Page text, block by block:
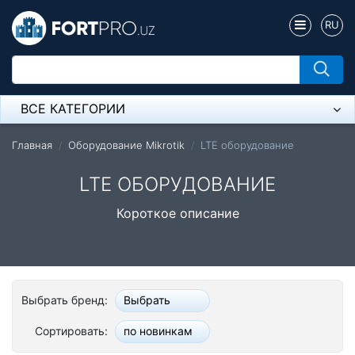
RU
ВСЕ КАТЕГОРИИ
Микрофон
Напольные розетки
Оборудование Mikrotik
Модемы ADSL, Wan/Lan Роутеры, Wi-Fi
IP Телефония
Главная Оборудование Mikrotik LTE оборудование
LTE ОБОРУДОВАНИЕ
Короткое описание
Выбрать бренд: Выбрать
Сортировать: по новинкам